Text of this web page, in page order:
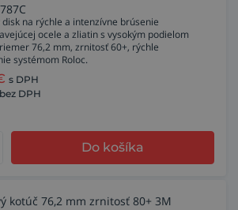
disk na rýchle a intenzívne brúsenie
ocele a zliatin s vysokým podielom
76,2 mm, zrnitosť 60+, rýchle
systémom Roloc.
s DPH
bez DPH
Do košíka
kotúč 76,2 mm zrnitosť 80+ 3M